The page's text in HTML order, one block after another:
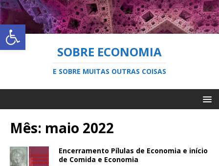
Abrir a barra de ferramentas
SOBRE ECONOMIA
E SOBRE MUITAS OUTRAS COISAS
Mês: maio 2022
Encerramento Pílulas de Economia e início
de Comida e Economia